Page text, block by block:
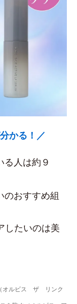
かる！／
人は約９
のおすすめ組
したいのは美
オルビス ザ リンク